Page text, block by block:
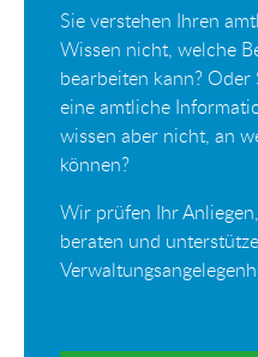
Sie verstehen Ihren
Wissen nicht, welche
bearbeiten kann?
eine amtliche
wissen aber nicht, an
können?
Wir prüfen Ihr
beraten und